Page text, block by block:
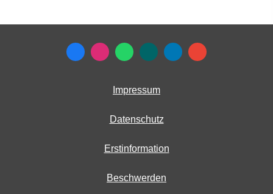
Impressum
Datenschutz
Erstinformation
Beschwerden